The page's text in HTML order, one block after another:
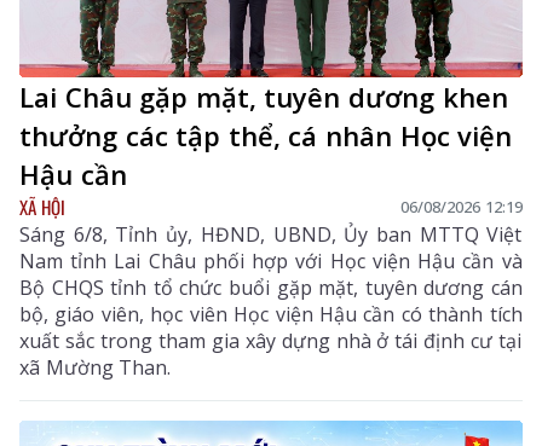
Lai Châu gặp mặt, tuyên dương khen
thưởng các tập thể, cá nhân Học viện
Hậu cần
XÃ HỘI 06/08/2026 12:19
Sáng 6/8, Tỉnh ủy, HĐND, UBND, Ủy ban MTTQ Việt
Nam tỉnh Lai Châu phối hợp với Học viện Hậu cần và
Bộ CHQS tỉnh tổ chức buổi gặp mặt, tuyên dương cán
bộ, giáo viên, học viên Học viện Hậu cần có thành tích
xuất sắc trong tham gia xây dựng nhà ở tái định cư tại
xã Mường Than.